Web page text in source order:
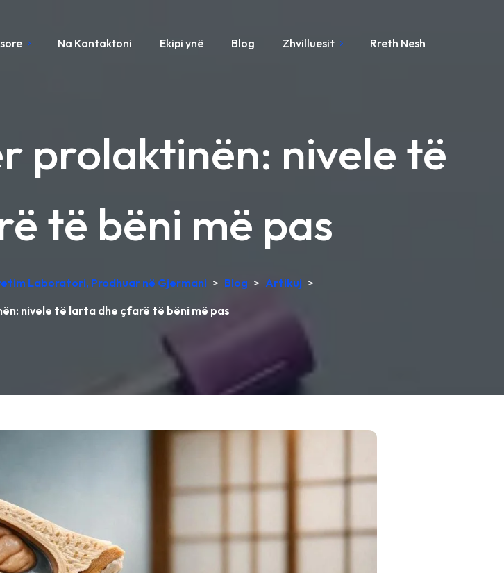
Na Kontaktoni Ekipi ynë Blog Zhvilluesit Rreth Nesh
prolaktinën: nivele të
të bëni më pas
Laboratori, Prodhuar në Gjermani > Blog > Artikuj >
nivele të larta dhe çfarë të bëni më pas